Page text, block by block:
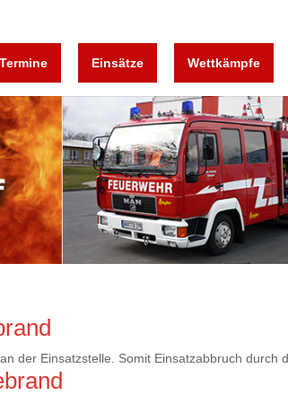
Termine Einsätze Wettkämpfe
der Einsatzstelle. Somit Einsatzabbruch durch